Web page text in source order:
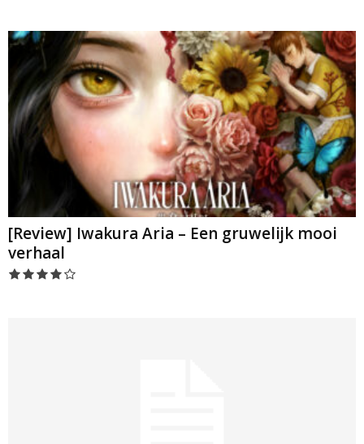
[Review] Iwakura Aria – Een gruwelijk mooi
verhaal